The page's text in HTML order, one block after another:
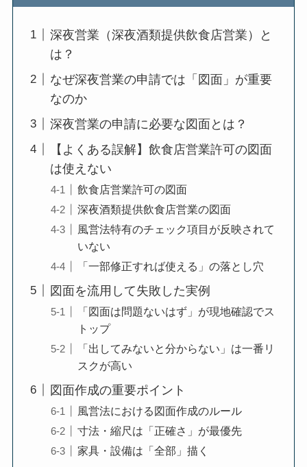
深夜営業（深夜酒類提供飲食店営業）と
は？
なぜ深夜営業の申請では「図面」が重要
なのか
深夜営業の申請に必要な図面とは？
【よくある誤解】飲食店営業許可の図面
は使えない
飲食店営業許可の図面
深夜酒類提供飲食店営業の図面
風営法特有のチェック項目が反映されて
いない
「一部修正すれば使える」の落とし穴
図面を流用して失敗した実例
「図面は問題ないはず」が現地確認でス
トップ
「出してみないと分からない」は一番リ
スクが高い
図面作成の重要ポイント
風営法における図面作成のルール
寸法・縮尺は「正確さ」が最優先
家具・設備は「全部」描く